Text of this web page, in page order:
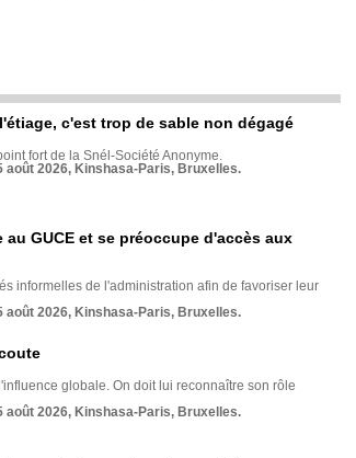
c'est trop de sable non dégagé
fort de la Snél-Société Anonyme.
août 2026, Kinshasa-Paris, Bruxelles.
GUCE et se préoccupe d'accès aux
informelles de l'administration afin de favoriser leur
août 2026, Kinshasa-Paris, Bruxelles.
globale. On doit lui reconnaître son rôle
août 2026, Kinshasa-Paris, Bruxelles.